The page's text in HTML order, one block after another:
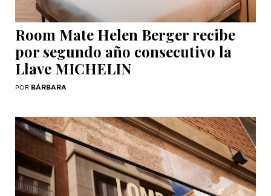
Room Mate Helen Berger recibe
por segundo año consecutivo la
Llave MICHELIN
POR BÁRBARA